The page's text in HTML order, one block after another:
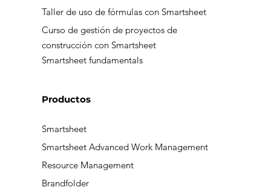
Productos
Smartsheet
Resource Management
Brandfolder
Smartsheet Advanced Work Management
Taller de uso de fórmulas con Smartsheet
Curso de gestión de proyectos de
construcción con Smartsheet
Smartsheet fundamentals